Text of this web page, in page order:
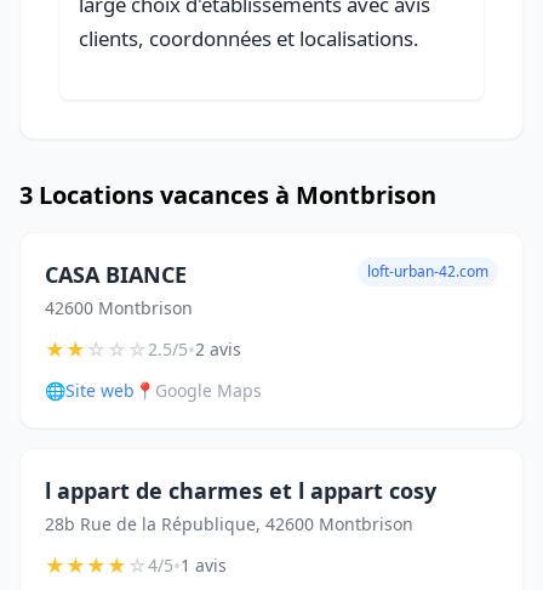
clients, coordonnées et localisations.
3 Locations vacances à Montbrison
CASA BIANCE
42600 Montbrison
loft-urban-42.com
★★☆☆☆2.5/5•2 avis
🌐Site web 📍 Google Maps
l appart de charmes et l appart cosy
28b Rue de la République, 42600 Montbrison
★★★★☆4/5•1 avis